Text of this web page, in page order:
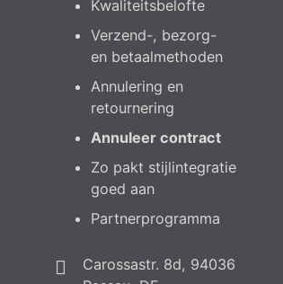
Kwaliteitsbelofte
Verzend-, bezorg-
en betaalmethoden
Annulering en
retournering
Annuleer contract
Zo pakt stijlintegratie
goed aan
Partnerprogramma
Carossastr. 8d, 94036